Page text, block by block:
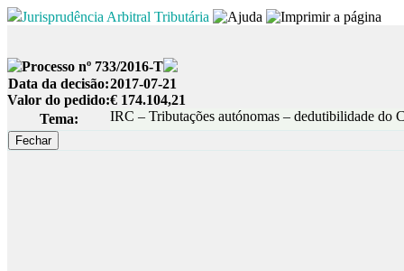
Jurisprudência Arbitral Tributária
Processo nº 733/2016-T
Data da decisão:2017-07-21
Valor do pedido:€ 174.104,21
Tema:
IRC – Tributações autónomas – dedutibilidade do